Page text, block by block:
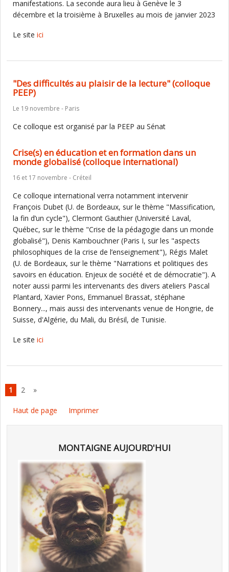
manifestations. La seconde aura lieu à Genève le 3
décembre et la troisième à Bruxelles au mois de janvier 2023
Le site ici
"Des difficultés au plaisir de la lecture" (colloque
PEEP)
Le 19 novembre - Paris
Ce colloque est organisé par la PEEP au Sénat
Crise(s) en éducation et en formation dans un
monde globalisé (colloque international)
16 et 17 novembre - Créteil
Ce colloque international verra notamment intervenir
François Dubet (U. de Bordeaux, sur le thème "Massification,
la fin d’un cycle"), Clermont Gauthier (Université Laval,
Québec, sur le thème "Crise de la pédagogie dans un monde
globalisé"), Denis Kambouchner (Paris I, sur les "aspects
philosophiques de la crise de l’enseignement"), Régis Malet
(U. de Bordeaux, sur le thème "Narrations et politiques des
savoirs en éducation. Enjeux de société et de démocratie"). A
noter aussi parmi les intervenants des divers ateliers Pascal
Plantard, Xavier Pons, Emmanuel Brassat, stéphane
Bonnery..., mais aussi des intervenants venue de Hongrie, de
Suisse, d'Algérie, du Mali, du Brésil, de Tunisie.
Le site ici
1 2 »
Haut de page Imprimer
MONTAIGNE AUJOURD'HUI